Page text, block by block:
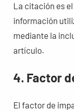
La citación es
información
mediante la
artículo.
4. Factor
El factor de